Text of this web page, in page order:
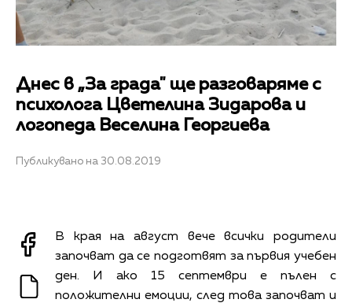
Днес в „За града" ще разговаряме с
психолога Цветелина Зидарова и
логопеда Веселина Георгиева
Публикувано на 30.08.2019
В края на август вече всички родители
започват да се подготвят за първия учебен
ден. И ако 15 септември е пълен с
положителни емоции, след това започват и